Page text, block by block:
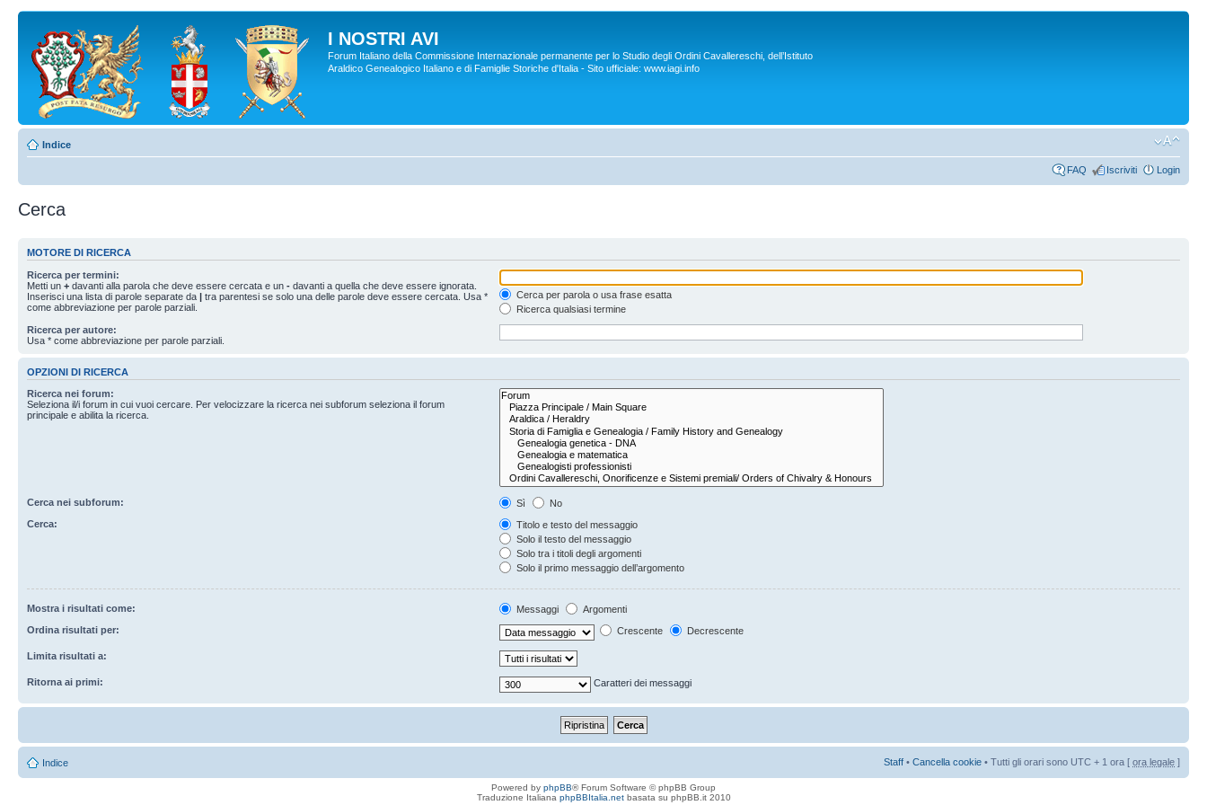
I NOSTRI AVI
Forum Italiano della Commissione Internazionale permanente per lo Studio degli Ordini Cavallereschi, dell’Istituto
Araldico Genealogico Italiano e di Famiglie Storiche d'Italia - Sito ufficiale: www.iagi.info
Indice
FAQ Iscriviti Login
Cerca
MOTORE DI RICERCA
Ricerca per termini:
Metti un + davanti alla parola che deve essere cercata e un - davanti a quella che deve essere ignorata.
Inserisci una lista di parole separate da | tra parentesi se solo una delle parole deve essere cercata. Usa *
come abbreviazione per parole parziali.
Cerca per parola o usa frase esatta
Ricerca qualsiasi termine
Ricerca per autore:
Usa * come abbreviazione per parole parziali.
OPZIONI DI RICERCA
Ricerca nei forum:
Seleziona il/i forum in cui vuoi cercare. Per velocizzare la ricerca nei subforum seleziona il forum
principale e abilita la ricerca.
Cerca nei subforum: Sì
No
Cerca:
Titolo e testo del messaggio
Solo il testo del messaggio
Solo tra i titoli degli argomenti
Solo il primo messaggio dell’argomento
Mostra i risultati come: Messaggi
Argomenti
Ordina risultati per:
Crescente Decrescente
Limita risultati a:
Ritorna ai primi: Caratteri dei messaggi
Indice Staff • Cancella cookie • Tutti gli orari sono UTC + 1 ora [ ora legale ]
Powered by phpBB® Forum Software © phpBB Group
Traduzione Italiana phpBBItalia.netbasata su phpBB.it 2010